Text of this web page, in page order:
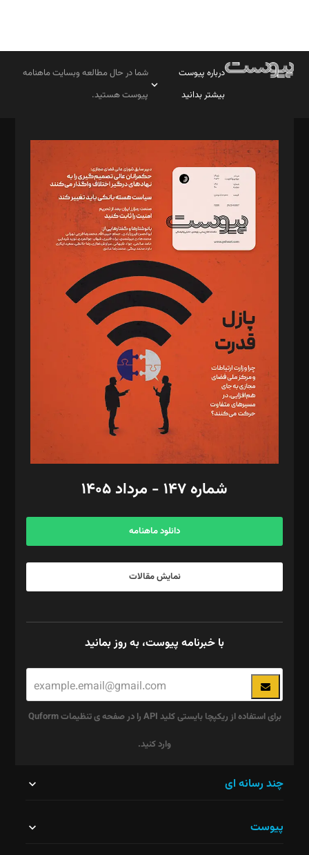
درباره پیوست
بیشتر بدانید
شما در حال مطالعه وبسایت ماهنامه
پیوست هستید.
مدیر مسئول: محمدباقر اثنی‌عشری
سردبیر: مهرک محمودی
دبیر تحریریه: میثم قاسمی
د‌بیر ناداستان: سمانه سمیع
د‌بیر خدمت و تجارت: ابوالفضل رجبی
د‌بیر حقوق فناوری: حسام‌الدین ایپکچی
د‌بیر پیوست جهان: مینا پاکدل
د‌بیر تحریریه آنلاین: بابک نقاش
تحریریه‌: مجتبی محمود‌ی، آرش برهمند، یسنا امان‌پور، سروش کرمیان،
مصطفی مسجدی آرانی، ابوالفضل رجبی، زهرا فکرانه، فائزه فتحی
رستمی،مصطفی باستان
ویرایش: نگار استاد‌‌آقا
طراح یونیفرم: مجید توکلی
فیلمبرداری و عکاسی: امیر شفیعی، مانی لطفی زاده
گرافیک و صفحه‌آرایی: سید‌سبحان‌علی ثابت
مد‌یر توسعه تجاری: کامبیز برید‌
امور مالی: شاپور رهبری، محمد‌ کاظمی‌نیا
آگهی و مشترکین: ۰۹۱۹۹۹۹۰۴۵۴
شماره ۱۴۷ - مرداد ۱۴۰۵
دانلود ماهنامه
نمایش مقالات
با خبرنامه پیوست، به روز بمانید
برای استفاده از ریکپچا بایستی کلید API را در صفحه ی تنظیمات Quform
وارد کنید.
نباید
چند رسانه ای
پیوست